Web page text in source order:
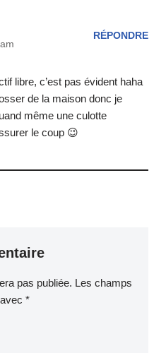
RÉPONDRE
libre, c’est pas évident haha
de la maison donc je
même une culotte
le coup 😉
pas publiée. Les champs
*